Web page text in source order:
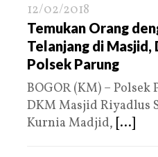
12/02/2018
Temukan Orang
Telanjang di Masjid,
Polsek Parung
BOGOR (KM) – Polsek
DKM Masjid Riyadlus
Kurnia Madjid, [...]